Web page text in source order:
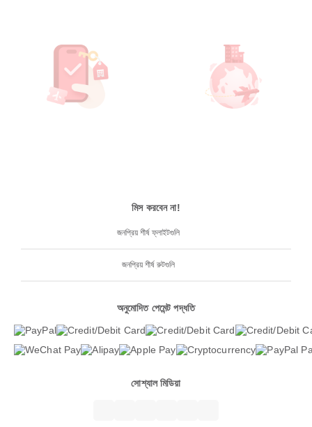
মিস করবেন না!
জনপ্রিয় শীর্ষ ফ্লাইটগুলি
জনপ্রিয় শীর্ষ রুটগুলি
অনুমোদিত পেমেন্ট পদ্ধতি
সোশ্যাল মিডিয়া